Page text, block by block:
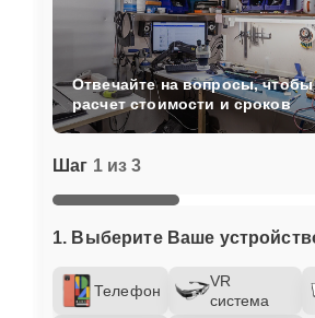
Шаг 1 из 3
1. Выберите Ваше
Телефон
VR
система
Отвечайте на вопросы,
расчет стоимости и сроков